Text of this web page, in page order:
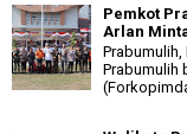
Pemkot
Arlan
Prabumulih